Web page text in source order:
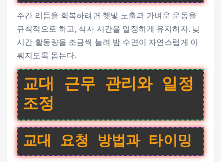
주간 리듬을 회복하려면 햇빛 노출과 가벼운 운동을
규칙적으로 하고, 식사 시간을 일정하게 유지하자. 낮
시간 활동량을 조금씩 늘려 밤 수면이 자연스럽게 이
뤄지도록 돕는다.
교대 근무 관리와 일정
조정
교대 요청 방법과 타이밍